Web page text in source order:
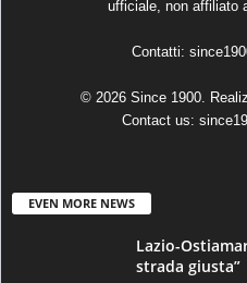
ufficiale, non affiliato
Contatti:
© 2026 Since 1900.
Contact us:
EVEN MORE NEWS
Lazio-
strada giusta”